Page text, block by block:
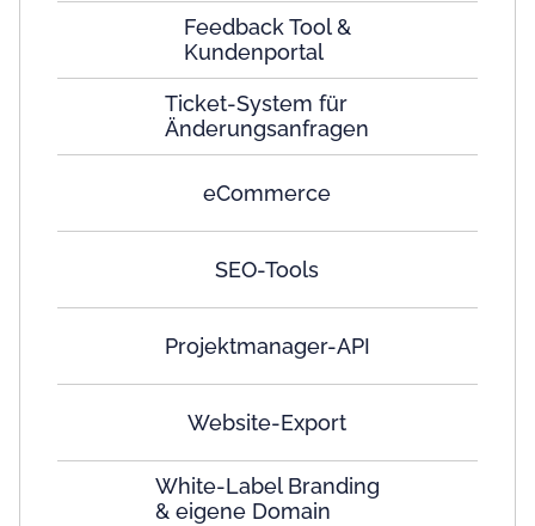
Feedback Tool &
Kundenportal
Ticket-System für
Änderungsanfragen
eCommerce
SEO-Tools
Projektmanager-API
Website-Export
White-Label Branding
& eigene Domain